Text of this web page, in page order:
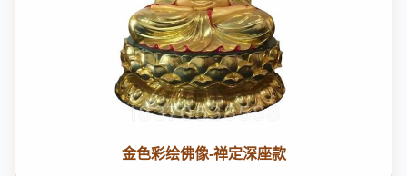
金色彩绘佛像-禅定深座款